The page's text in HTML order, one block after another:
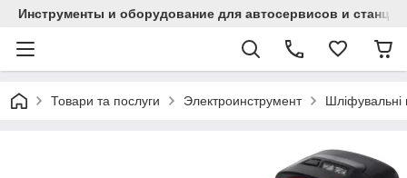
Инструменты и оборудование для автосервисов и
Товари та послуги Электроинструмент Шліфувальні